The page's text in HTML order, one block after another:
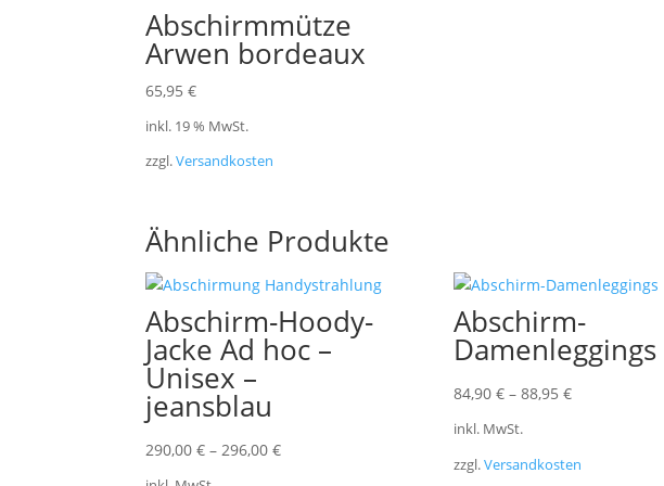
Abschirmmütze
Arwen bordeaux
65,95€
inkl. 19 % MwSt.
zzgl.Versandkosten
Ähnliche Produkte
Abschirm-Hoody-
Jacke Ad hoc –
Unisex –
jeansblau
290,00€ –296,00€
Abschirm-
Damenleggings
84,90 €– 88,95 €
inkl. MwSt.
zzgl.Versandkosten